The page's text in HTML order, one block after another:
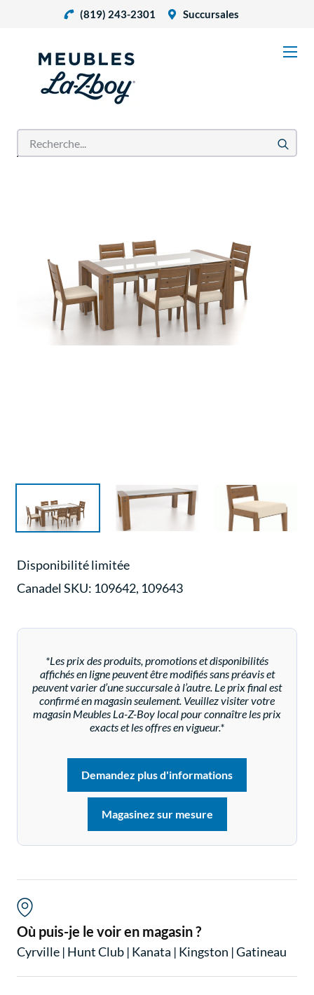
(819) 243-2301 Succursales
Accueil Produits
Disponibilité limitée
CanadelSKU: 109642, 109643
*Les prix des produits, promotions et disponibilités
affichés en ligne peuvent être modifiés sans préavis et
peuvent varier d’une succursale à l’autre. Le prix final est
confirmé en magasin seulement. Veuillez visiter votre
magasin Meubles La-Z-Boy local pour connaître les prix
exacts et les offres en vigueur.*
Demandez plus d'informations
Magasinez sur mesure
Où puis-je le voir en magasin ?
Cyrville | Hunt Club | Kanata | Kingston |Gatineau